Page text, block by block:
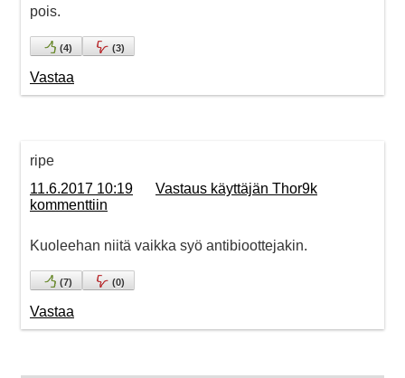
pois.
(4) (3)
Vastaa
ripe
11.6.2017 10:19
Vastaus käyttäjän Thor9k
kommenttiin
Kuoleehan niitä vaikka syö antibioottejakin.
(7) (0)
Vastaa